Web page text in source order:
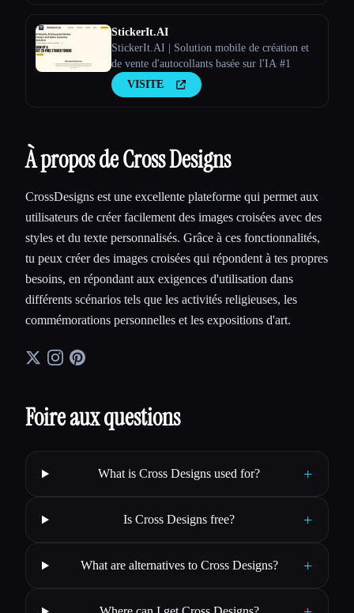
StickerIt.AI
StickerIt.AI | Solution mobile de création et
de vente d'autocollants basée sur l'IA #1
VISITE
À propos de Cross Designs
CrossDesigns est une excellente plateforme qui permet aux
utilisateurs de créer facilement des images croisées avec des
styles et du texte personnalisés. Grâce à ces fonctionnalités,
tu peux créer des images croisées qui répondent à tes propres
besoins, en répondant aux exigences d'utilisation dans
différents scénarios tels que les activités religieuses, les
commémorations personnelles et les expositions d'art.
Foire aux questions
What is Cross Designs used for? +
Is Cross Designs free? +
What are alternatives to Cross Designs? +